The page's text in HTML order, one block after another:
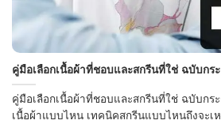
คู่มือเลือกเนื้อผ้าที่ชอบและสกรีนที่ใช่ ฉบับกร
คู่มือเลือกเนื้อผ้าที่ชอบและสกรีนที่ใช่ ฉบับกร
เนื้อผ้าแบบไหน เทคนิคสกรีนแบบไหนถึงจะเ